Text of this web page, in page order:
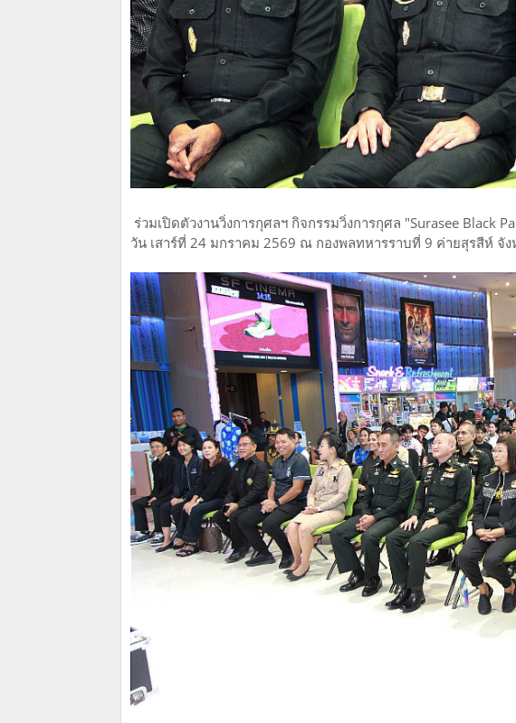
ร่วมเปิดตัวงานวิ่งการกุศลฯ กิจกรรมวิ่งการกุศล "Surasee Black
วัน เสาร์ที่ 24 มกราคม 2569 ณ กองพลทหารราบที่ 9 ค่ายสุรสีห์ จั